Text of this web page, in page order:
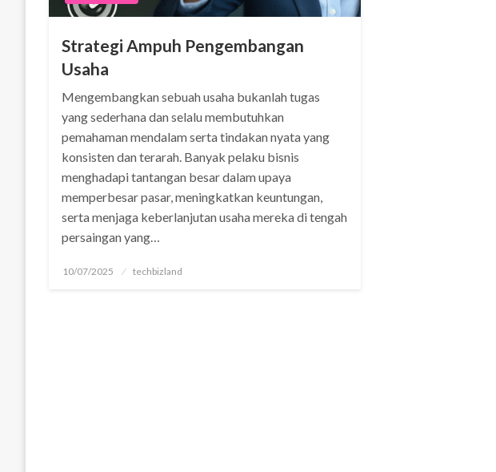
Strategi Ampuh Pengembangan
Usaha
Mengembangkan sebuah usaha bukanlah tugas
yang sederhana dan selalu membutuhkan
pemahaman mendalam serta tindakan nyata yang
konsisten dan terarah. Banyak pelaku bisnis
menghadapi tantangan besar dalam upaya
memperbesar pasar, meningkatkan keuntungan,
serta menjaga keberlanjutan usaha mereka di tengah
persaingan yang…
Posted
10/07/2025 techbizland